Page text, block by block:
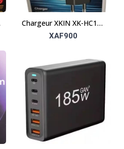
Chargeur XKIN XK-HC151
– Simple et fiable
XAF900